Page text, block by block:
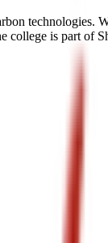
technologies.
college is part of